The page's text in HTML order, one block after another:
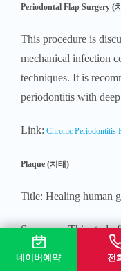
Periodontal Flap Surgery (
This procedure is
mechanical infection
techniques. It is
periodontitis with
Link: Chronic Periodontitis
Plaque (치태)
Title: Healing human
Summary: This study
gingiva and the role
네이버예약 전